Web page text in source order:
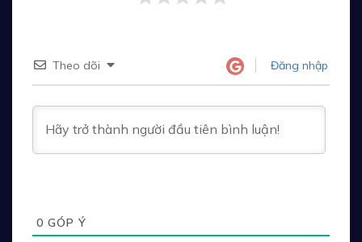
Tập 38 Tập 39
Tập 40 Tập 42
Tập 43 Tập 44 Tập 45
Tập 46 Tập 47 Tập 48
Theo dõi Đăng nhập
0 GÓP Ý